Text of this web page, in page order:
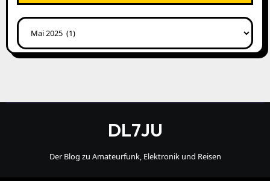
Ältere
Beiträge
DL7JU
Der Blog zu Amateurfunk, Elektronik und Reisen